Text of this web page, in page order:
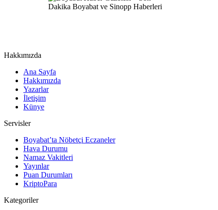
Hakkımızda
Ana Sayfa
Hakkımızda
Yazarlar
İletişim
Künye
Servisler
Boyabat’ta Nöbetçi Eczaneler
Hava Durumu
Namaz Vakitleri
Yayınlar
Puan Durumları
KriptoPara
Kategoriler